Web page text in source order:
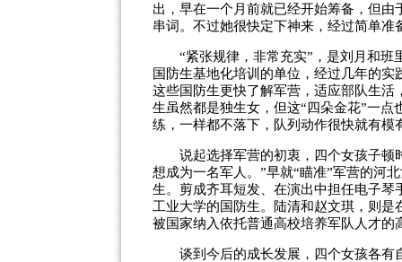
出，早在一个月前就已经开始筹备，但
串词。不过她很快定下神来，经过简单
“紧张规律，非常充实”，是刘月和班
国防生基地化培训的单位，经过几年的
这些国防生更快了解军营，适应部队生
生虽然都是独生女，但这“四朵金花”一
练，一样都不落下，队列动作很快就有模
说起选择军营的初衷，四个女孩子顿
想成为一名军人。”早就“瞄准”军营的河
生。剪成齐耳短发、在演出中担任电子
工业大学的国防生。陆清和赵文琪，则
被国家纳入依托普通高校培养军队人才的
谈到今后的成长发展，四个女孩各有